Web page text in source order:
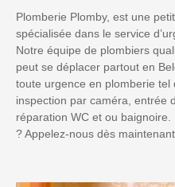
Plomberie Plomby, est une
spécialisée dans le service
Notre équipe de plombiers
peut se déplacer partout en
toute urgence en plomberie tel
inspection par caméra, entrée
réparation WC et ou
? Appelez-nous dès